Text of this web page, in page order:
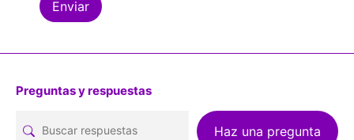
Preguntas y respuestas
Haz una pregunta